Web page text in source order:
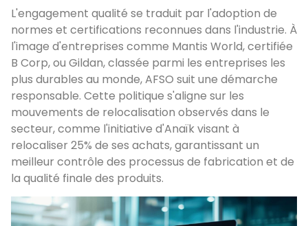
L'engagement qualité se traduit par l'adoption de
normes et certifications reconnues dans l'industrie. À
l'image d'entreprises comme Mantis World, certifiée
B Corp, ou Gildan, classée parmi les entreprises les
plus durables au monde, AFSO suit une démarche
responsable. Cette politique s'aligne sur les
mouvements de relocalisation observés dans le
secteur, comme l'initiative d'Anaïk visant à
relocaliser 25% de ses achats, garantissant un
meilleur contrôle des processus de fabrication et de
la qualité finale des produits.